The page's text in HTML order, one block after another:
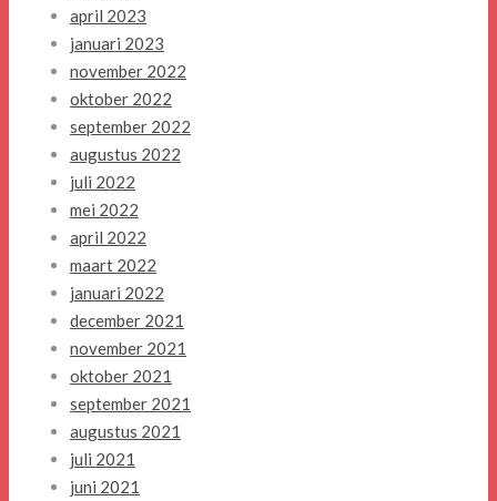
april 2023
januari 2023
november 2022
oktober 2022
september 2022
augustus 2022
juli 2022
mei 2022
april 2022
maart 2022
januari 2022
december 2021
november 2021
oktober 2021
september 2021
augustus 2021
juli 2021
juni 2021